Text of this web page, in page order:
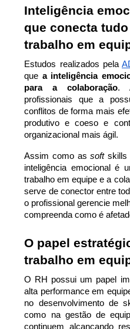
Inteligência
que conecta
trabalho em
Estudos realizados pela
que a inteligência
para a colaboração.
profissionais que a
conflitos de forma mais
produtivo e coeso e
organizacional mais ágil.
Assim como as soft skills
inteligência emocional é
trabalho em equipe e a
serve de conector entre
o profissional gerencie
compreenda como é
O papel
trabalho em
O RH possui um papel
alta performance em
no desenvolvimento de
como na gestão de
continuem alcançando